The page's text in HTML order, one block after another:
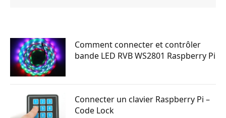
Comment connecter et contrôler
bande LED RVB WS2801 Raspberry Pi
Connecter un clavier Raspberry Pi –
Code Lock